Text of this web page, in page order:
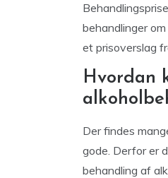
behandlinger
et prisoverslag
Hvordan
Der findes
gode. Derfor er
behandling af